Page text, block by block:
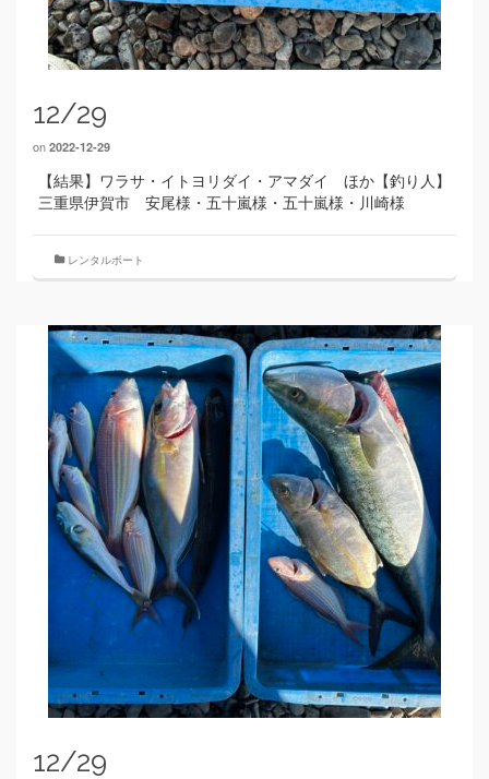
12/29
on 2022-12-29
【結果】ワラサ・イトヨリダイ・アマダイ ほか【釣り人】
三重県伊賀市 安尾様・五十嵐様・五十嵐様・川崎様
レンタルボート
12/29